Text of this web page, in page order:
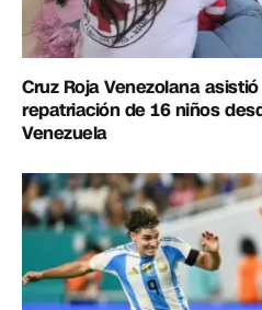
Cruz Roja Venezolana
repatriación de 16 niños
Venezuela